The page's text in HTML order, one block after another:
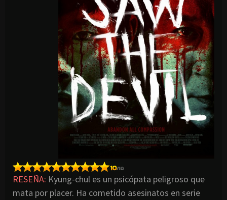
RESEÑA: Kyung-chul es un psicópata peligroso que
mata por placer. Ha cometido asesinatos en serie